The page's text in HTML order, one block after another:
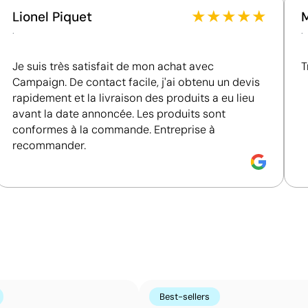
Position:tige intérieure
Size:40x10
Sérigraphie ou tampographie:
maximum 1 couleur
d’obtenir un résultat net, durable et adapté au logo
Fournisseur certifié ISO 45001, attestant d'un
système de management de la santé et de la
Lionel Piquet
.
★★★★★
Je suis très satisfait de mon achat avec
Campaign. De contact facile, j'ai obtenu un devis
rapidement et la livraison des produits a eu lieu
avant la date annoncée. Les produits sont
conformes à la commande. Entreprise à
recommander.
.
Best-sellers